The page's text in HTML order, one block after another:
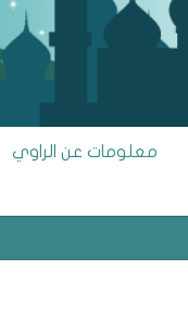
معلومات عن الراوي